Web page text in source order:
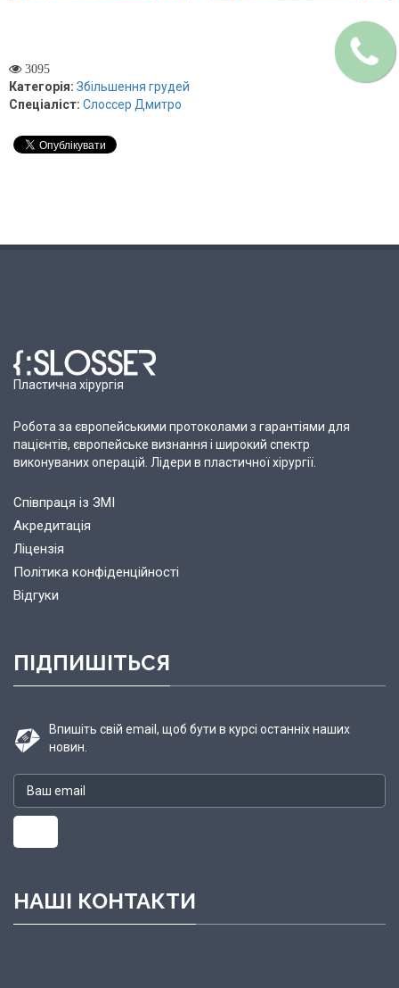
3095
Категорія: Збільшення грудей
Спеціаліст: Слоссер Дмитро
Пластична хірургія
Робота за європейськими протоколами з гарантіями для
пацієнтів, європейське визнання і широкий спектр
виконуваних операцій. Лідери в пластичної хірургії.
Співпраця із ЗМІ
Акредитація
Ліцензія
Політика конфіденційності
Відгуки
ПІДПИШІТЬСЯ
Впишіть свій email, щоб бути в курсі останніх наших
новин.
НАШІ КОНТАКТИ